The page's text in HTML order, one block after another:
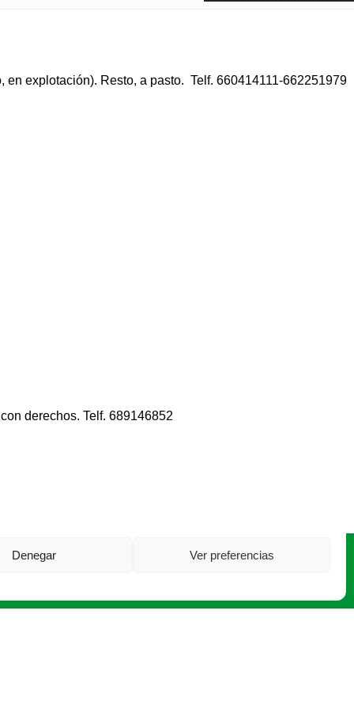
Denegar Ver preferencias
explotación). Resto, a pasto. Telf. 660414111-662251979
derechos. Telf. 689146852